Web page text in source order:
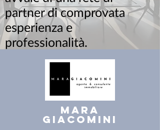
partner di comprovata
esperienza e
professionalità.
mara
giacomini